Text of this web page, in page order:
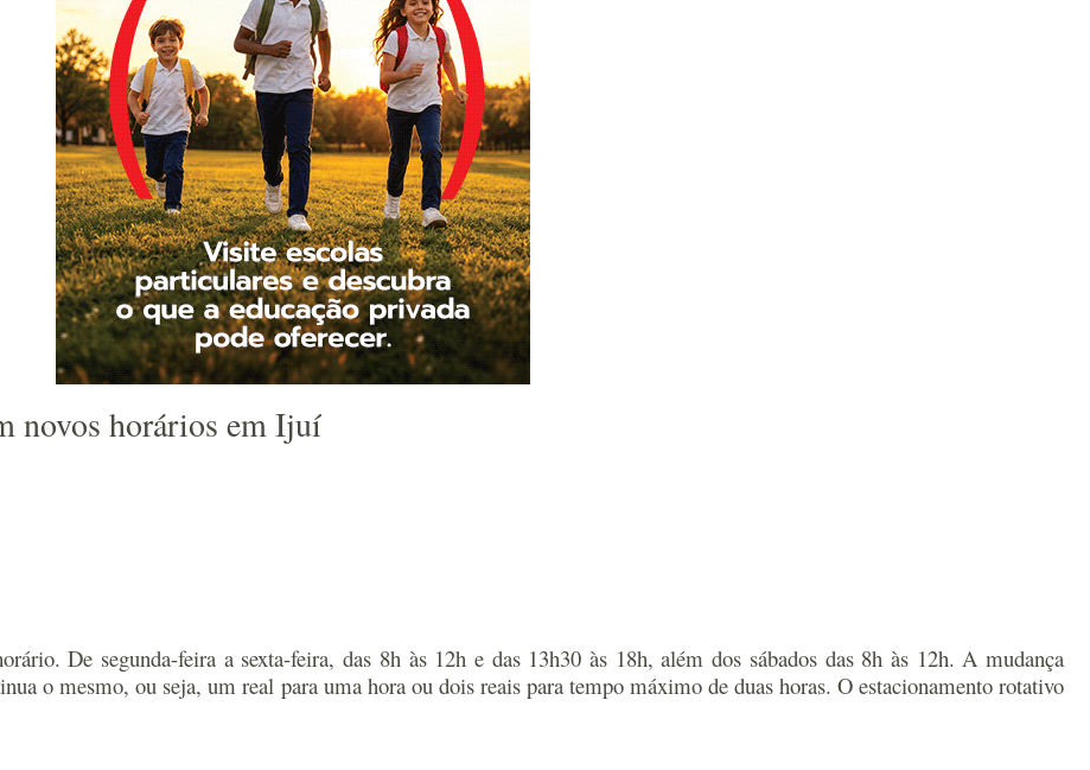
novos horários em Ijuí
De segunda-feira a sexta-feira, das 8h às 12h e das 13h30 às 18h, além dos sábados das 8h às 12h. A mudança
o mesmo, ou seja, um real para uma hora ou dois reais para tempo máximo de duas horas. O estacionamento rotativo